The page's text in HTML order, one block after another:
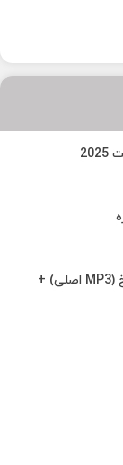
دانلود آهنگ مسعود جلیلیان و رامین تجنگی نسخ (MP3 اصلی) +